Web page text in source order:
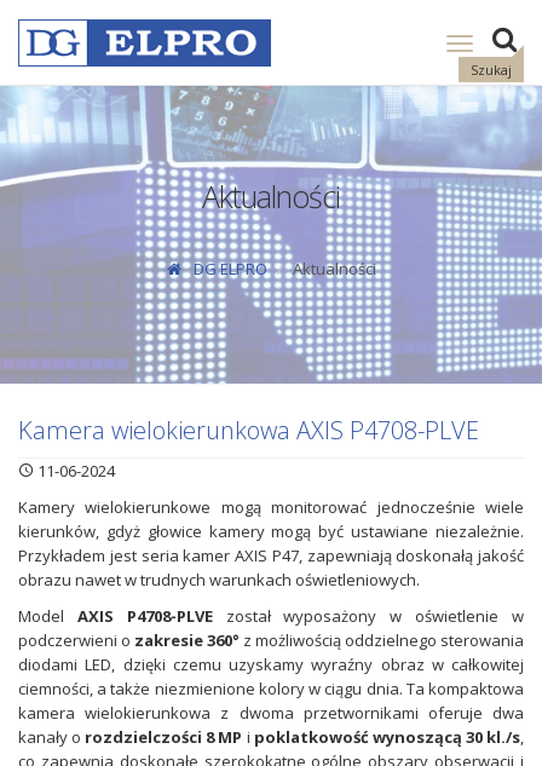
Szukaj
Pokaż
nawigację
Aktualności
DG ELPRO Aktualności
Kamera wielokierunkowa AXIS P4708-PLVE
11-06-2024
Kamery wielokierunkowe mogą monitorować jednocześnie wiele
kierunków, gdyż głowice kamery mogą być ustawiane niezależnie.
Przykładem jest seria kamer AXIS P47, zapewniają doskonałą jakość
obrazu nawet w trudnych warunkach oświetleniowych.
Model AXIS P4708-PLVE został wyposażony w oświetlenie w
podczerwieni o zakresie 360° z możliwością oddzielnego sterowania
diodami LED, dzięki czemu uzyskamy wyraźny obraz w całkowitej
ciemności, a także niezmienione kolory w ciągu dnia. Ta kompaktowa
kamera wielokierunkowa z dwoma przetwornikami oferuje dwa
kanały o rozdzielczości 8 MP i poklatkowość wynoszącą 30 kl./s,
co zapewnia doskonałe szerokokątne ogólne obszary obserwacji i